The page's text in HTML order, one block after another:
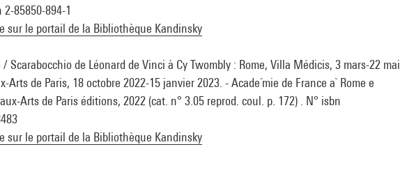
2-85850-894-1
sur le portail de la Bibliothèque Kandinsky
Scarabocchio de Léonard de Vinci à Cy Twombly : Rome, Villa Médicis, 3 mars-22 mai
Arts de Paris, 18 octobre 2022-15 janvier 2023. - Acade´mie de France a` Rome e
Arts de Paris éditions, 2022 (cat. n° 3.05 reprod. coul. p. 172) . N° isbn
sur le portail de la Bibliothèque Kandinsky